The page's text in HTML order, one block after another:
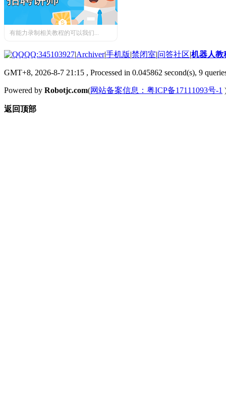
有能力录制相关教程的可以我们...
QQ:345103927|Archiver|手机版|禁闭室|问答社区|机器人教
GMT+8, 2026-8-7 21:15 , Processed in 0.045862 second(s), 9
Powered by Robotjc.com(网站备案信息：粤ICP备17111093号-1
返回顶部